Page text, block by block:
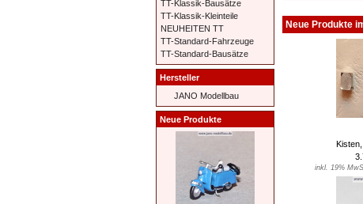
Neue Produkte
inkl. 19%
TT-Klassik-Bausätze
TT-Klassik-Kleinteile
NEUHEITEN TT
TT-Standard-Fahrzeuge
TT-Standard-Bausätze
Hersteller
JANO Modellbau
Neue Produkte